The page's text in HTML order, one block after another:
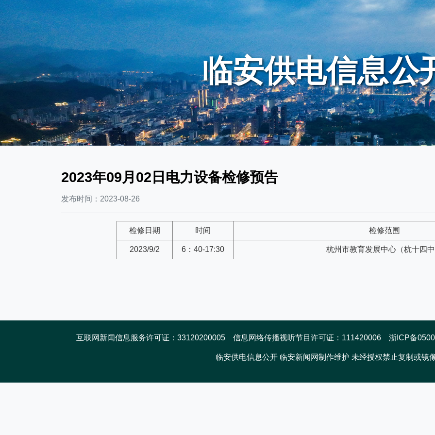
临安供电信息公
2023年09月02日电力设备检修预告
发布时间：2023-08-26
检修日期 时间 检修范围
2023/9/2 6：40-17:30 杭州市教育发展中心（杭十四
互联网新闻信息服务许可证：33120200005 信息网络传播视听节目许可证：111420006 浙ICP备
临安供电信息公开 临安新闻网制作维护 未经授权禁止复制或镜